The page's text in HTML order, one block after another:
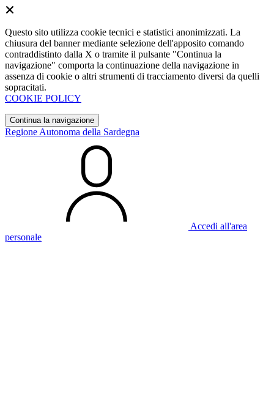
Questo sito utilizza cookie tecnici e statistici anonimizzati. La
chiusura del banner mediante selezione dell'apposito comando
contraddistinto dalla X o tramite il pulsante "Continua la
navigazione" comporta la continuazione della navigazione in
assenza di cookie o altri strumenti di tracciamento diversi da quelli
sopracitati.
COOKIE POLICY
Continua la navigazione
Regione Autonoma della Sardegna
Accedi all'area
personale